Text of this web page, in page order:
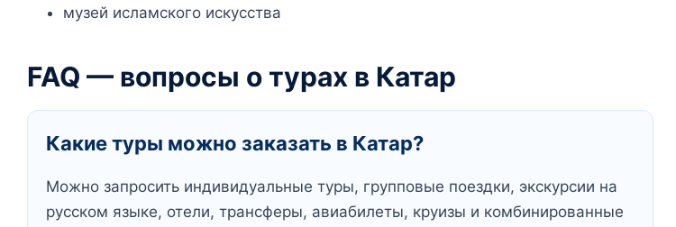
музей исламского искусства
FAQ — вопросы о турах в Катар
Какие туры можно заказать в Катар?
Можно запросить индивидуальные туры, групповые поездки, экскурсии на
русском языке, отели, трансферы, авиабилеты, круизы и комбинированные